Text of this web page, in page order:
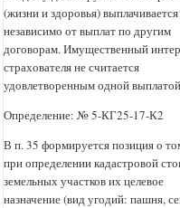
(жизни и здоровья) выплачивается
независимо от выплат по другим
договорам. Имущественный
страхователя не считается
удовлетворенным одной
Определение: № 5-КГ25-17-К2
В п. 35 формируется позиция о
при определении кадастровой
земельных участков их целевое
назначение (вид угодий: пашня,